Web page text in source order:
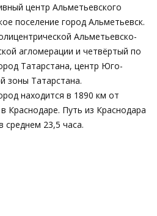
центр Альметьевского
поселение город Альметьевск.
Альметьевско-
агломерации и четвёртый по
Татарстана, центр Юго-
зоны Татарстана.
находится в 1890 км от
Краснодаре. Путь из Краснодара
среднем 23,5 часа.